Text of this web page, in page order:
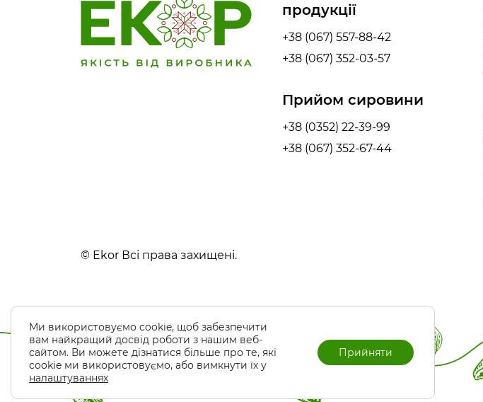
продукції
+38 (067) 557-88-42
+38 (067) 352-03-57
Прийом сировини
+38 (0352) 22-39-99
+38 (067) 352-67-44
© Ekor Всі права захищені.
Ми використовуємо cookie, щоб забезпечити
вам найкращий досвід роботи з нашим веб-
сайтом. Ви можете дізнатися більше про те, які
cookie ми використовуємо, або вимкнути їх у
налаштуваннях
Прийняти